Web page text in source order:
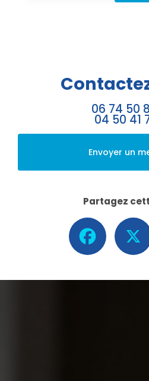
06 74 50
04 50 41
Envoyer un
Partagez
Facebook